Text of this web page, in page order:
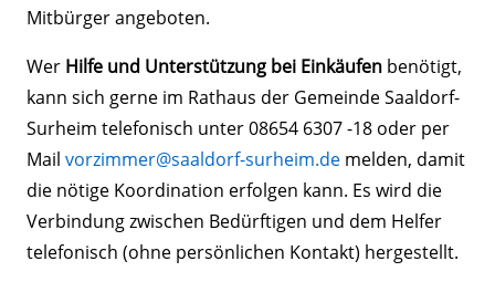
Mitbürger angeboten.
Wer Hilfe und Unterstützung bei Einkäufen benötigt,
kann sich gerne im Rathaus der Gemeinde Saaldorf-
Surheim telefonisch unter 08654 6307 -18 oder per
Mail vorzimmer@saaldorf-surheim.de melden, damit
die nötige Koordination erfolgen kann. Es wird die
Verbindung zwischen Bedürftigen und dem Helfer
telefonisch (ohne persönlichen Kontakt) hergestellt.